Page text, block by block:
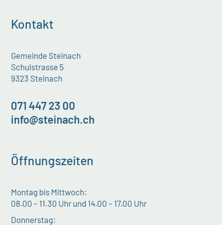
Kontakt
Gemeinde Steinach
Schulstrasse 5
9323 Steinach
071 447 23 00
info@steinach.ch
Öffnungszeiten
Montag bis Mittwoch:
08.00 – 11.30 Uhr und 14.00 – 17.00 Uhr
Donnerstag: